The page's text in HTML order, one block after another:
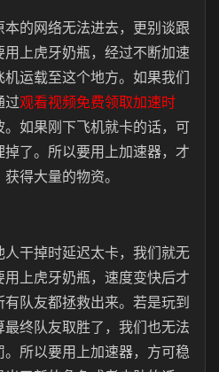
的网络无法进去，更别谈跟
上虎牙奶瓶，经过不断加速
运载至这个地方。如果我们
过观看视频免费领取加速时
。如果刚下飞机就卡的话，可
了。所以要用上加速器，才
得大量的物资。
干掉时延迟太卡，我们就无
上虎牙奶瓶，速度变快后才
队友都拯救出来。若是玩到
终队友取胜了，我们也无法
所以要用上加速器，方可稳